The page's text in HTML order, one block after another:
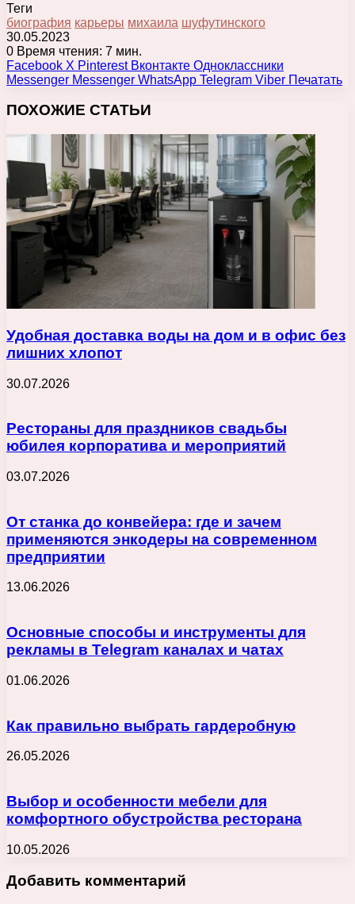
Теги
биография карьеры михаила шуфутинского
30.05.2023
0 Время чтения: 7 мин.
Facebook X Pinterest Вконтакте Одноклассники
Messenger Messenger WhatsApp Telegram Viber Печатать
ПОХОЖИЕ СТАТЬИ
Удобная доставка воды на дом и в офис без
лишних хлопот
30.07.2026
Рестораны для праздников свадьбы
юбилея корпоратива и мероприятий
03.07.2026
От станка до конвейера: где и зачем
применяются энкодеры на современном
предприятии
13.06.2026
Основные способы и инструменты для
рекламы в Telegram каналах и чатах
01.06.2026
Как правильно выбрать гардеробную
26.05.2026
Выбор и особенности мебели для
комфортного обустройства ресторана
10.05.2026
Добавить комментарий